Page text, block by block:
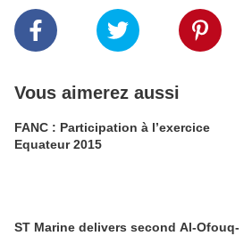
Vous aimerez aussi
FANC : Participation à l’exercice
Equateur 2015
ST Marine delivers second Al-Ofouq-